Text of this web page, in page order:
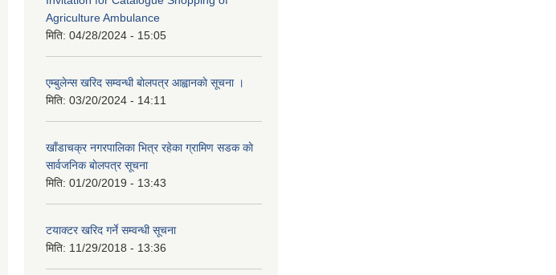
Agriculture Ambulance
मिति: 04/28/2024 - 15:05
एम्बुलेन्स खरिद सम्वन्धी बाेलपत्र आह्वानकाे सूचना ।
मिति: 03/20/2024 - 14:11
खाँडाचक्र नगरपालिका भित्र रहेका ग्रामिण सडक काे
सार्वजनिक बाेलपत्र सूचना
मिति: 01/20/2019 - 13:43
टयाक्टर खरिद गर्ने सम्वन्धी सूचना
मिति: 11/29/2018 - 13:36